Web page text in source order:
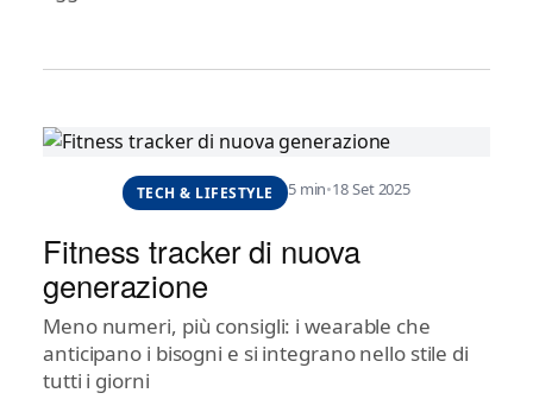
TECH & LIFESTYLE 5 min•18 Set 2025
Fitness tracker di nuova
generazione
Meno numeri, più consigli: i wearable che
anticipano i bisogni e si integrano nello stile di
tutti i giorni